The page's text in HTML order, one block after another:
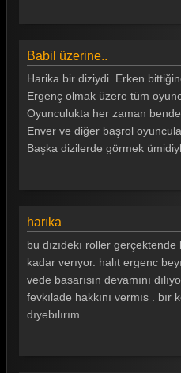
Babil üzerine..
Harika bir diziydi. Erken
Ergenç olmak üzere tüm
Oyunculukta her zaman
Enver ve diğer başrol
Başka dizilerde görmek
harıka
bu dızıdekı roller gerçektende
kadar verıyor. halıt ergenc
vede basarısın devamını
fevkılade hakkını vermıs . bır
dıyebılırım..